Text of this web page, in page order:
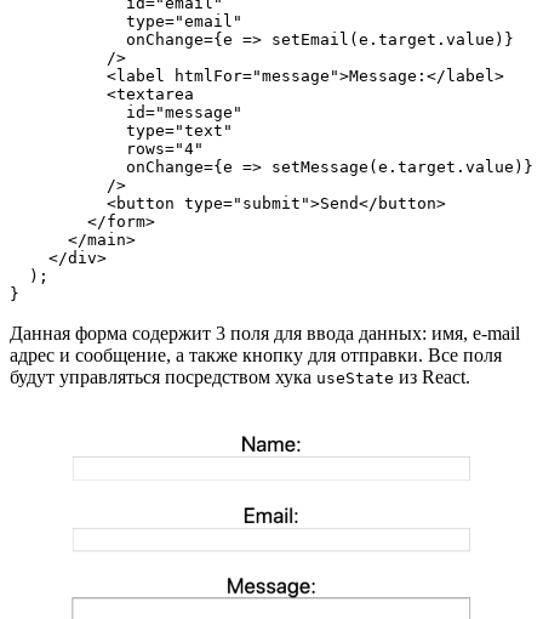
            type="email"
            onChange={e => setEmail(e.target.value)}
          />
          <label htmlFor="message">Message:</label>
          <textarea
            id="message"
            type="text"
            rows="4"
            onChange={e => setMessage(e.target.value)}
          />
          <button type="submit">Send</button>
        </form>
      </main>
    </div>
  );
}
Данная форма содержит 3 поля для ввода данных: имя, e-mail
адрес и сообщение, а также кнопку для отправки. Все поля
будут управляться посредством хука useState из React.